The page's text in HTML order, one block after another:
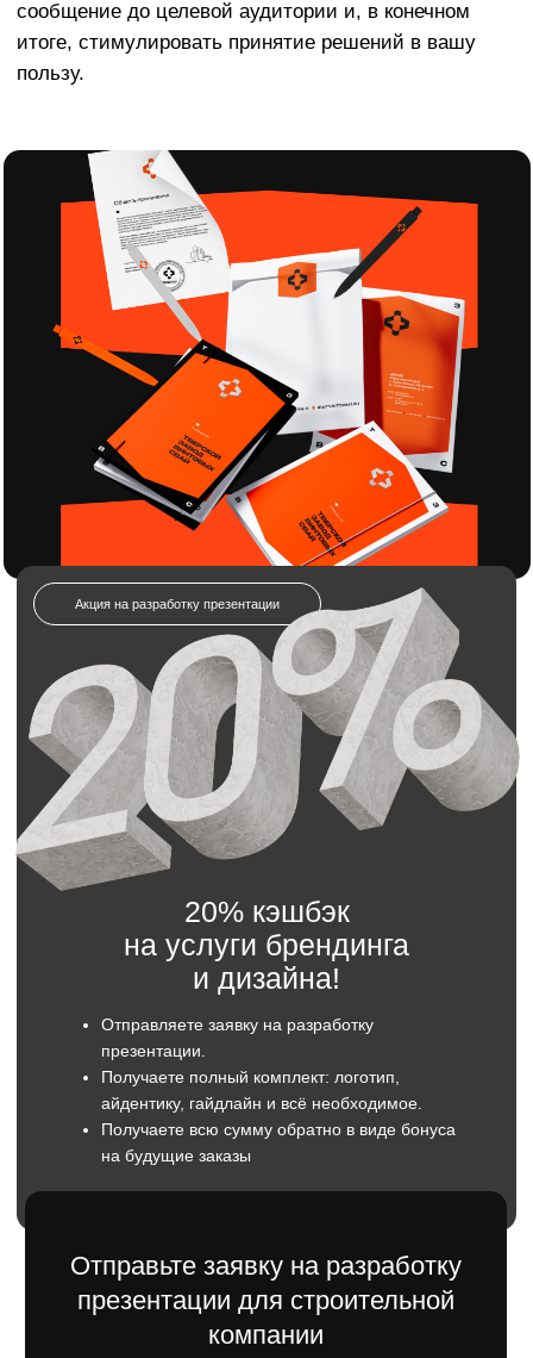
Отправьте заявку на разработку
презентации для строительной
компании
Мы свяжемся с вами в течение 5 минут.
Имя
+7
Отправить
Оставляя заявку вы даете согласие
на обратку персональны данных.
Отправляете заявку на разработку
презентации.
Получаете полный комплект: логотип,
айдентику, гайдлайн и всё необходимое.
Получаете всю сумму обратно в виде бонуса
20% кэшбэк
на услуги брендинга
и дизайна!
Акция на разработку презентации
Хорошо разработанная презентация
способна решить множество задач,
компаниями в условиях жесткой
конкуренции: